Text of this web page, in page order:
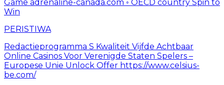
Game adrenaline-canada.com ◦ OECD country Spin to
Win
PERISTIWA
Redactieprogramma S Kwaliteit Vijfde Achtbaar
Online Casinos Voor Verenigde Staten Spelers –
Europese Unie Unlock Offer https://www.celsius-
be.com/